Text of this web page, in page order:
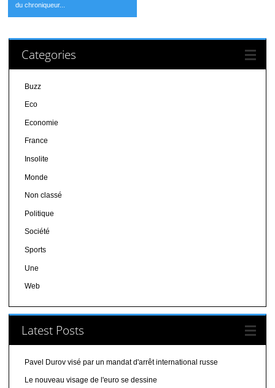
du chroniqueur...
Categories
Buzz
Eco
Economie
France
Insolite
Monde
Non classé
Politique
Société
Sports
Une
Web
Latest Posts
Pavel Durov visé par un mandat d'arrêt international russe
Le nouveau visage de l'euro se dessine